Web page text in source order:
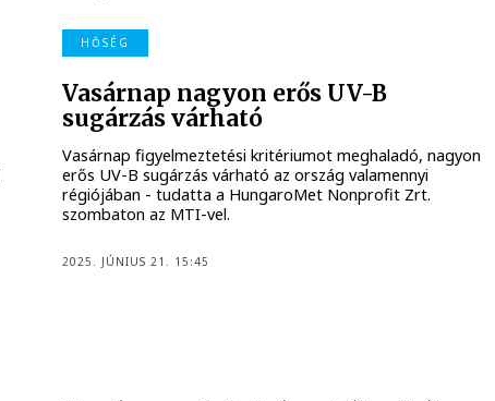
HŐSÉG
Vasárnap nagyon erős UV-B
sugárzás várható
Vasárnap figyelmeztetési kritériumot meghaladó, nagyon
erős UV-B sugárzás várható az ország valamennyi
régiójában - tudatta a HungaroMet Nonprofit Zrt.
szombaton az MTI-vel.
2025. JÚNIUS 21. 15:45